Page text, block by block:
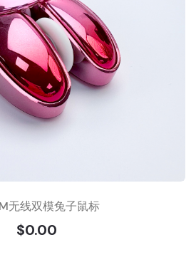
无线双模兔子鼠标
$0.00